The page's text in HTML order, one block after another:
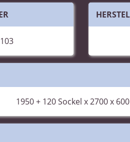
1950 + 120Sockel x 2700 x